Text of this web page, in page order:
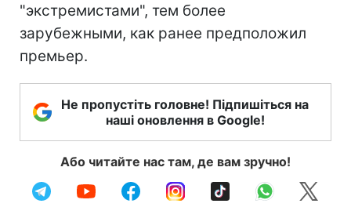
"экстремистами", тем более
зарубежными, как ранее предположил
премьер.
Не пропустіть головне! Підпишіться на
наші оновлення в Google!
Або читайте нас там, де вам зручно!